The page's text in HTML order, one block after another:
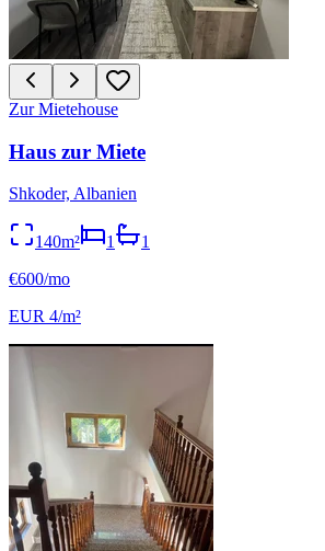
Zur Mietehouse
Haus zur Miete
Shkoder, Albanien
140m² 1
1
€600/mo
EUR 4/m²